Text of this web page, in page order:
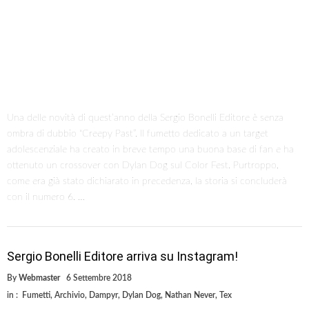
Una delle novità di quest’anno della Sergio Bonelli Editore è senza
ombra di dubbio “Creepy Past”. Il fumetto dedicato a un target
adolescenziale ha creato in breve tempo una buona base di fan e ha
ottenuto un crossover con Dylan Dog sul Color Fest. Purtroppo,
come era già stato dichiarato in precedenza, la storia si concluderà
con il numero 6. …
Sergio Bonelli Editore arriva su Instagram!
By Webmaster 6 Settembre 2018
in : Fumetti, Archivio, Dampyr, Dylan Dog, Nathan Never, Tex